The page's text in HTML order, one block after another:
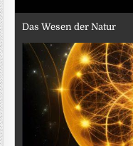
Das Wesen der Natur